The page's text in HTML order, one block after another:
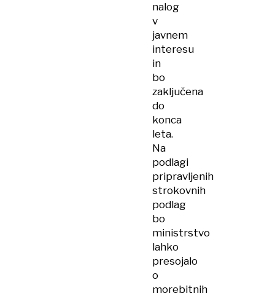
nalog
v
javnem
interesu
in
bo
zaključena
do
konca
leta.
Na
podlagi
pripravljenih
strokovnih
podlag
bo
ministrstvo
lahko
presojalo
o
morebitnih